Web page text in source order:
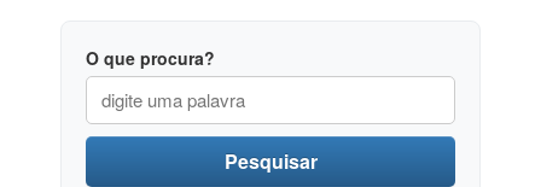
O que procura?
Pesquisar